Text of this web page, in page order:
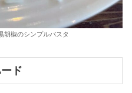
胡椒のシンプルパスタ
ド